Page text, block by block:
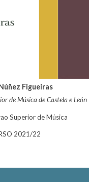
Figueiras
de Música de Castela e León
Superior de Música
2021/22